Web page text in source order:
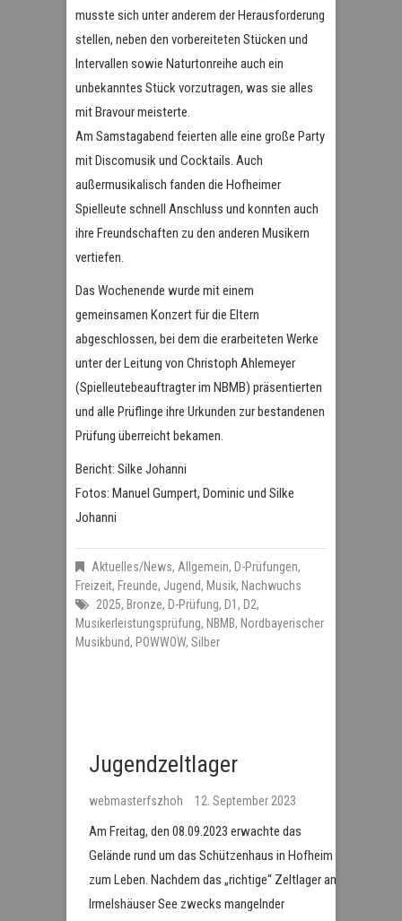
musste sich unter anderem der Herausforderung
stellen, neben den vorbereiteten Stücken und
Intervallen sowie Naturtonreihe auch ein
unbekanntes Stück vorzutragen, was sie alles
mit Bravour meisterte.
Am Samstagabend feierten alle eine große Party
mit Discomusik und Cocktails. Auch
außermusikalisch fanden die Hofheimer
Spielleute schnell Anschluss und konnten auch
ihre Freundschaften zu den anderen Musikern
vertiefen.
Das Wochenende wurde mit einem
gemeinsamen Konzert für die Eltern
abgeschlossen, bei dem die erarbeiteten Werke
unter der Leitung von Christoph Ahlemeyer
(Spielleutebeauftragter im NBMB) präsentierten
und alle Prüflinge ihre Urkunden zur bestandenen
Prüfung überreicht bekamen.
Bericht: Silke Johanni
Fotos: Manuel Gumpert, Dominic und Silke
Johanni
Aktuelles/News, Allgemein, D-Prüfungen,
Freizeit, Freunde, Jugend, Musik, Nachwuchs
2025, Bronze, D-Prüfung, D1 , D2,
Musikerleistungsprüfung, NBMB, Nordbayerischer
Musikbund, POWWOW, Silber
Jugendzeltlager
webmasterfszhoh 12. September 2023
Am Freitag, den 08.09.2023 erwachte das
Gelände rund um das Schützenhaus in Hofheim
zum Leben. Nachdem das „richtige“ Zeltlager am
Irmelshäuser See zwecks mangelnder